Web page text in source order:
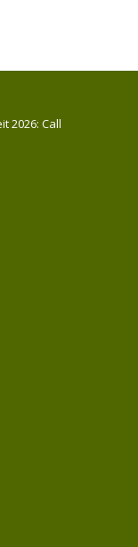
2026: Call